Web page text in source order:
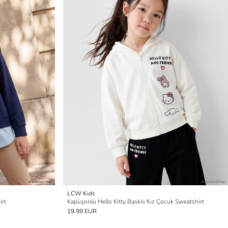
LCW Kids
Kapüşonlu Hello Kitty Baskılı Kız Çocuk Sweatshirt
19.99 EUR